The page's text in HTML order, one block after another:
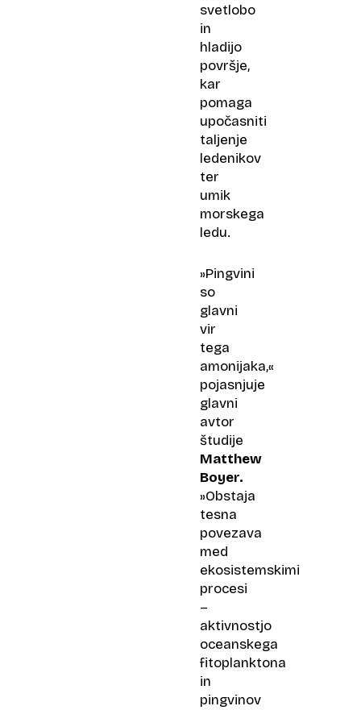
svetlobo
in
hladijo
površje,
kar
pomaga
upočasniti
taljenje
ledenikov
ter
umik
morskega
ledu.
»Pingvini
so
glavni
vir
tega
amonijaka,«
pojasnjuje
glavni
avtor
študije
Matthew
Boyer.
»Obstaja
tesna
povezava
med
ekosistemskimi
procesi
–
aktivnostjo
oceanskega
fitoplanktona
in
pingvinov